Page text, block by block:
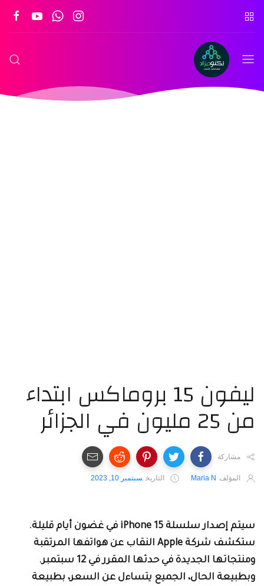
ليفون 15 بروماكس ابتداء
في الجزائر
مشاركة
المؤلف Maria N التاريخ سبتمبر 10, 2023
سيتم إصدار سلسلة iPhone 15 في غضون أيام قليلة.
ستكشف شركة Apple النقاب عن هواتفها المرتقبة
ومنتجاتها الجديدة في حدثها المقرر في 12 سبتمبر.
الحال، الجميع يتساءل عن السعر، بطبيعة